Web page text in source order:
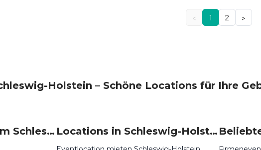
< 1 2 >
Holstein – Schöne Locations für Ihre
Geburtstagsfeiern um Schleswig-Holstein Locations in Schleswig-Holstein mieten